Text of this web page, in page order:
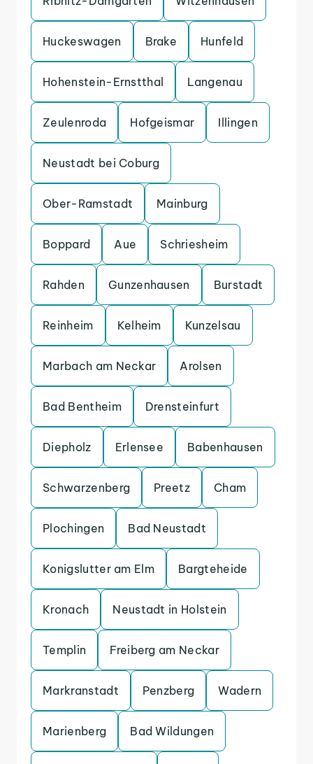
Huckeswagen Brake Hunfeld
Hohenstein-Ernstthal Langenau
Zeulenroda Hofgeismar Illingen
Neustadt bei Coburg
Ober-Ramstadt Mainburg
Boppard Aue Schriesheim
Rahden Gunzenhausen Burstadt
Reinheim Kelheim Kunzelsau
Marbach am Neckar Arolsen
Bad Bentheim Drensteinfurt
Diepholz Erlensee Babenhausen
Schwarzenberg Preetz Cham
Plochingen Bad Neustadt
Konigslutter am Elm Bargteheide
Kronach Neustadt in Holstein
Templin Freiberg am Neckar
Markranstadt Penzberg Wadern
Marienberg Bad Wildungen